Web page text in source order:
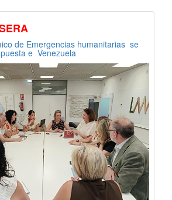
de Emergencias humanitarias se
e Venezuela